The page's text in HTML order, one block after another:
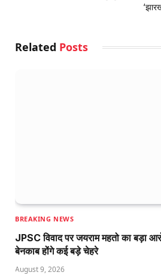
Related Posts
BREAKING NEWS
JPSC विवाद पर जयराम महतो का बड़ा
बेनकाब होंगे कई बड़े चेहरे
August 9, 2026